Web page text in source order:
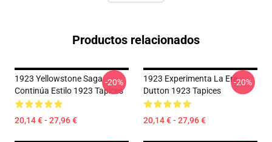
Productos relacionados
1923 Yellowstone Saga
Continúa Estilo 1923 Tapices
20,14 € - 27,96 €
-20%
1923 Experimenta La Era
Dutton 1923 Tapices
20,14 € - 27,96 €
-20%